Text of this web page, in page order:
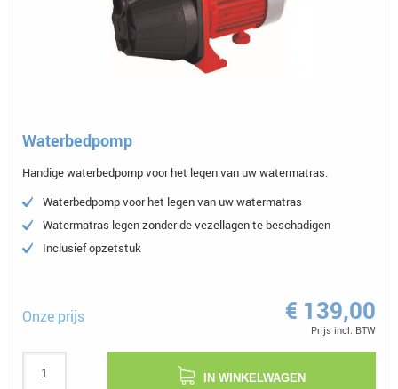
Waterbedpomp
Handige waterbedpomp voor het legen van uw watermatras.
Waterbedpomp voor het legen van uw watermatras
Watermatras legen zonder de vezellagen te beschadigen
Inclusief opzetstuk
Onze prijs € 139,00
Prijs incl. BTW
IN WINKELWAGEN